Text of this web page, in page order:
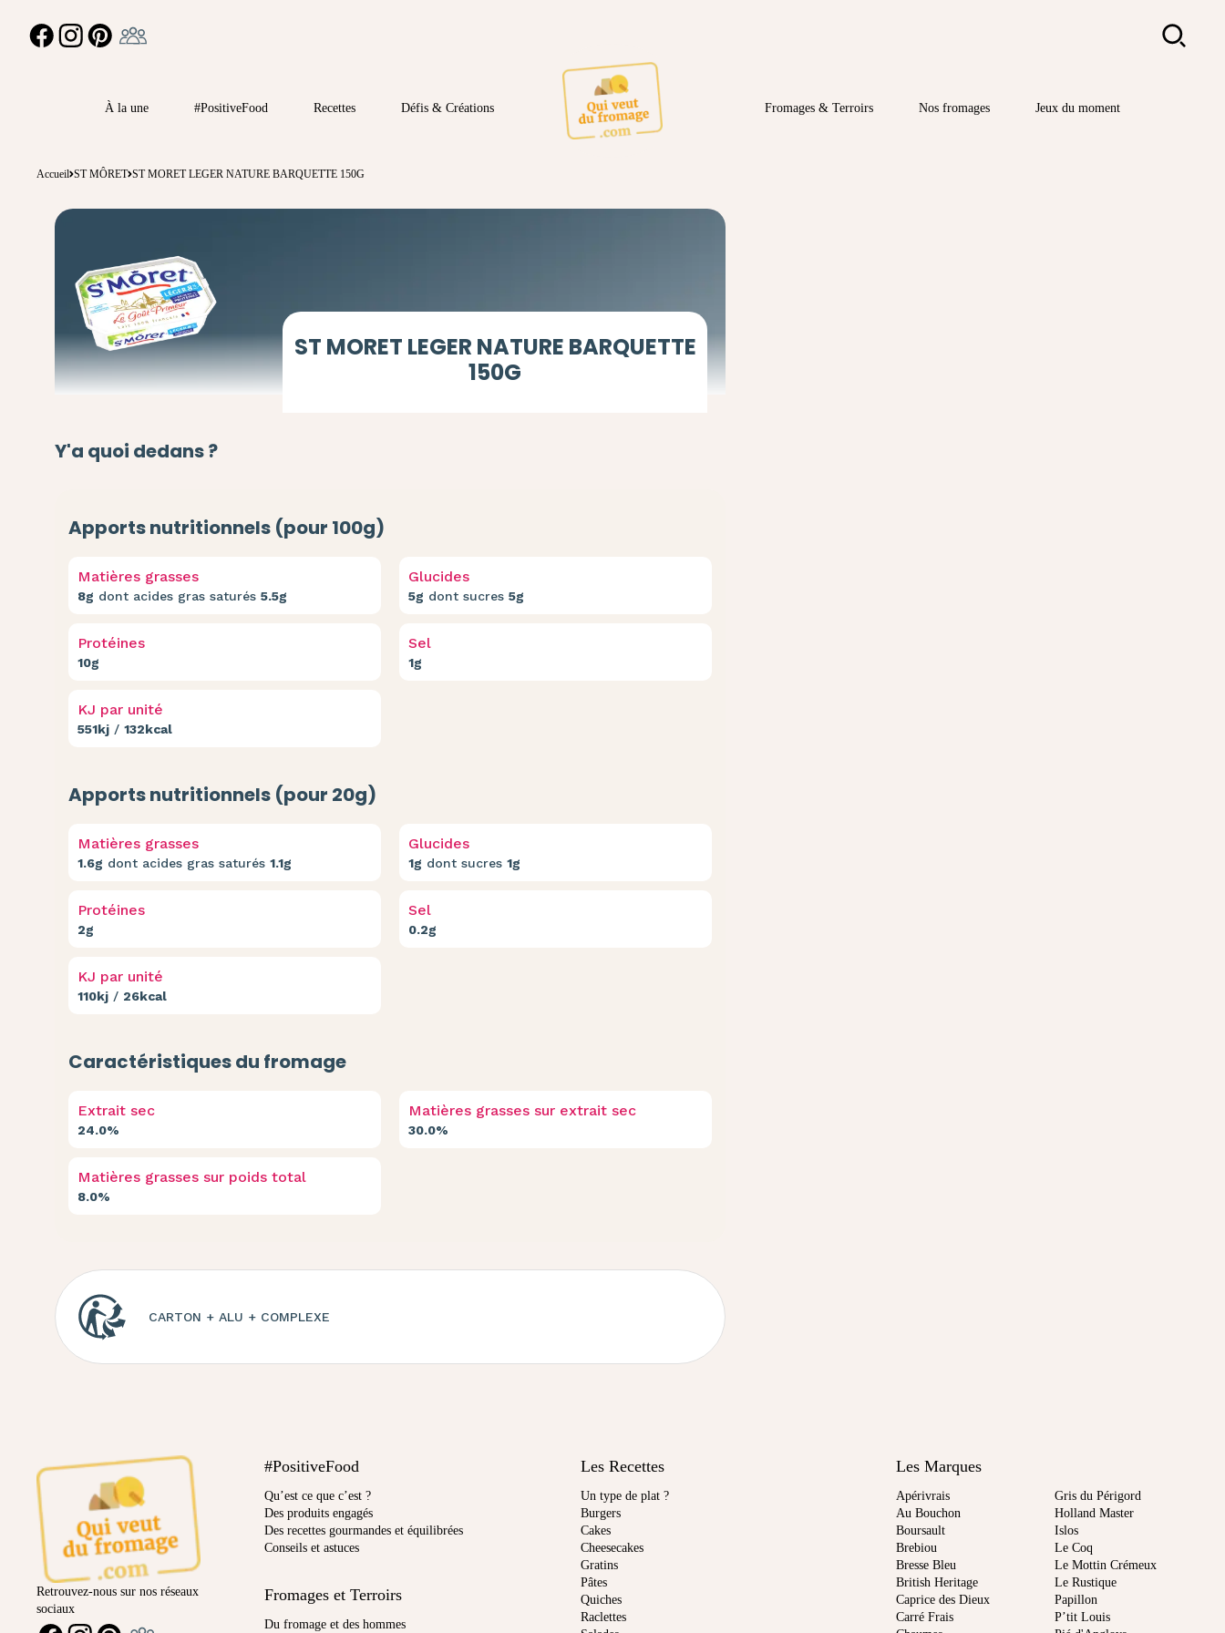
FACEBOOKINSTAGRAMPINTEREST Rechercher
À la une #PositiveFood Recettes Défis & Créations Fromages & Terroirs Nos fromages Jeux du moment
Accueil ST MÔRET ST MORET LEGER NATURE BARQUETTE 150G
ST MORET LEGER NATURE BARQUETTE
150G
Y'a quoi dedans ?
Apports nutritionnels (pour 100g)
Matières grasses
8g dont acides gras saturés 5.5g
Glucides
5g dont sucres 5g
Protéines
10g
Sel
1g
KJ par unité
551kj / 132kcal
Apports nutritionnels (pour 20g)
Matières grasses
1.6g dont acides gras saturés 1.1g
Glucides
1g dont sucres 1g
Protéines
2g
Sel
0.2g
KJ par unité
110kj / 26kcal
Caractéristiques du fromage
Extrait sec
24.0%
Matières grasses sur extrait sec
30.0%
Matières grasses sur poids total
8.0%
CARTON + ALU + COMPLEXE
Retrouvez-nous sur nos réseaux
sociaux
FACEBOOKINSTAGRAMPINTEREST
#PositiveFood
Qu’est ce que c’est ?
Des produits engagés
Des recettes gourmandes et équilibrées
Conseils et astuces
Fromages et Terroirs
Du fromage et des hommes
Les Recettes
Un type de plat ?
Burgers
Cakes
Cheesecakes
Gratins
Pâtes
Quiches
Raclettes
Les Marques
Apérivrais
Au Bouchon
Boursault
Brebiou
Bresse Bleu
British Heritage
Caprice des Dieux
Carré Frais
Gris du Périgord
Holland Master
Islos
Le Coq
Le Mottin Crémeux
Le Rustique
Papillon
P’tit Louis